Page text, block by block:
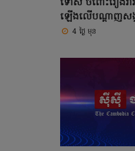
ឡើងលើបណ្តាញស
4 ថ្ងៃ មុន